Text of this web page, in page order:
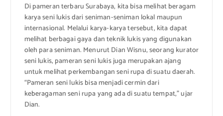
Di pameran terbaru Surabaya, kita bisa melihat beragam
karya seni lukis dari seniman-seniman lokal maupun
internasional. Melalui karya-karya tersebut, kita dapat
melihat berbagai gaya dan teknik lukis yang digunakan
oleh para seniman. Menurut Dian Wisnu, seorang kurator
seni lukis, pameran seni lukis juga merupakan ajang
untuk melihat perkembangan seni rupa di suatu daerah.
“Pameran seni lukis bisa menjadi cermin dari
keberagaman seni rupa yang ada di suatu tempat,” ujar
Dian.